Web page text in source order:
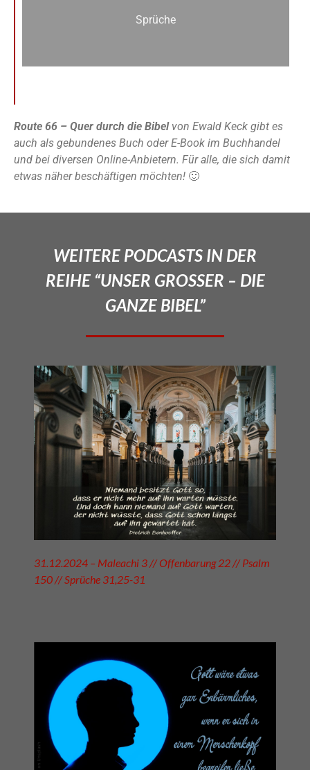
Sprüche
Route 66 – Quer durch die Bibel von Ewald Keck gibt es
auch als gebundenes Buch oder E-Book im Buchhandel
und bei diversen Online-Anbietern. Für alle, die sich damit
etwas näher beschäftigen möchten! 🙂
WEITERE PODCASTS IN DER
REIHE “UNSER GROSSER – DIE
GANZE BIBEL”
31.12.2024 – Maleachi 3 // Offenbarung 22 // Psalm
150 // Sprüche 31,25-31